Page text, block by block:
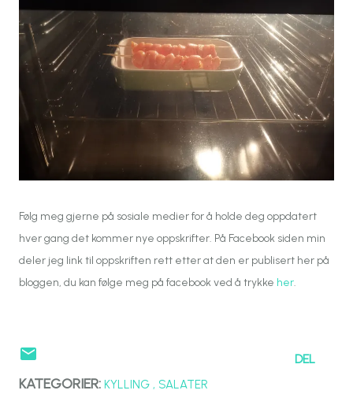
Følg meg gjerne på sosiale medier for å holde deg oppdatert
hver gang det kommer nye oppskrifter. På Facebook siden min
deler jeg link til oppskriften rett etter at den er publisert her på
bloggen, du kan følge meg på facebook ved å trykke her.
KATEGORIER: KYLLING SALATER
DEL